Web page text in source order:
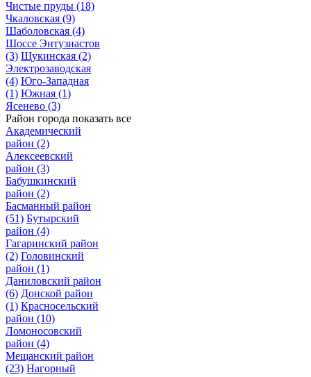
Чистые пруды (18)
Чкаловская (9)
Шаболовская (4)
Шоссе Энтузиастов
(3) Щукинская (2)
Электрозаводская
(4) Юго-Западная
(1) Южная (1)
Ясенево (3)
Район города показать все
Академический
район (2)
Алексеевский
район (3)
Бабушкинский
район (2)
Басманный район
(51) Бутырский
район (4)
Гагаринский район
(2) Головинский
район (1)
Даниловский район
(6) Донской район
(1) Красносельский
район (10)
Ломоносовский
район (4)
Мещанский район
(23) Нагорный